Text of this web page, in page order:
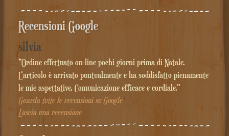
Recensioni Google
silvia
"Ordine effettuato on-line pochi giorni prima di Natale.
L'articolo è arrivato puntualmente e ha soddisfatto pienamente
le mie aspettative. Comunicazione efficace e cordiale."
Guarda tutte le recensioni su Google
Lascia una recensione